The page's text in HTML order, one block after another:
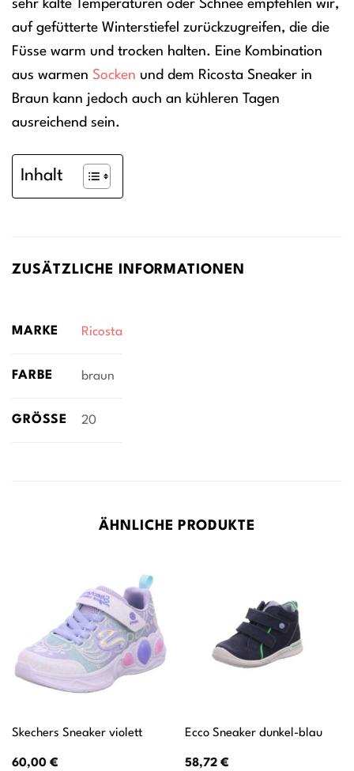
sehr kalte Temperaturen oder Schnee empfehlen wir,
auf gefütterte Winterstiefel zurückzugreifen, die die
Füsse warm und trocken halten. Eine Kombination
aus warmen Socken und dem Ricosta Sneaker in
Braun kann jedoch auch an kühleren Tagen
ausreichend sein.
Inhalt
ZUSÄTZLICHE INFORMATIONEN
MARKE Ricosta
FARBE braun
GRÖSSE 20
ÄHNLICHE PRODUKTE
Skechers Sneaker violett
60,00 €
Ecco Sneaker dunkel-blau
58,72 €